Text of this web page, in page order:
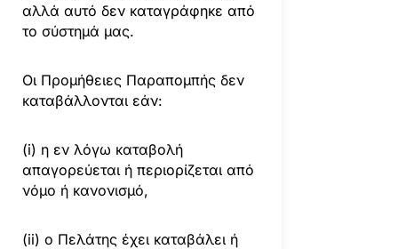
αλλά αυτό δεν καταγράφηκε από
το σύστημά μας.
Οι Προμήθειες Παραπομπής δεν
καταβάλλονται εάν:
(i) η εν λόγω καταβολή
απαγορεύεται ή περιορίζεται από
νόμο ή κανονισμό,
(ii) ο Πελάτης έχει καταβάλει ή